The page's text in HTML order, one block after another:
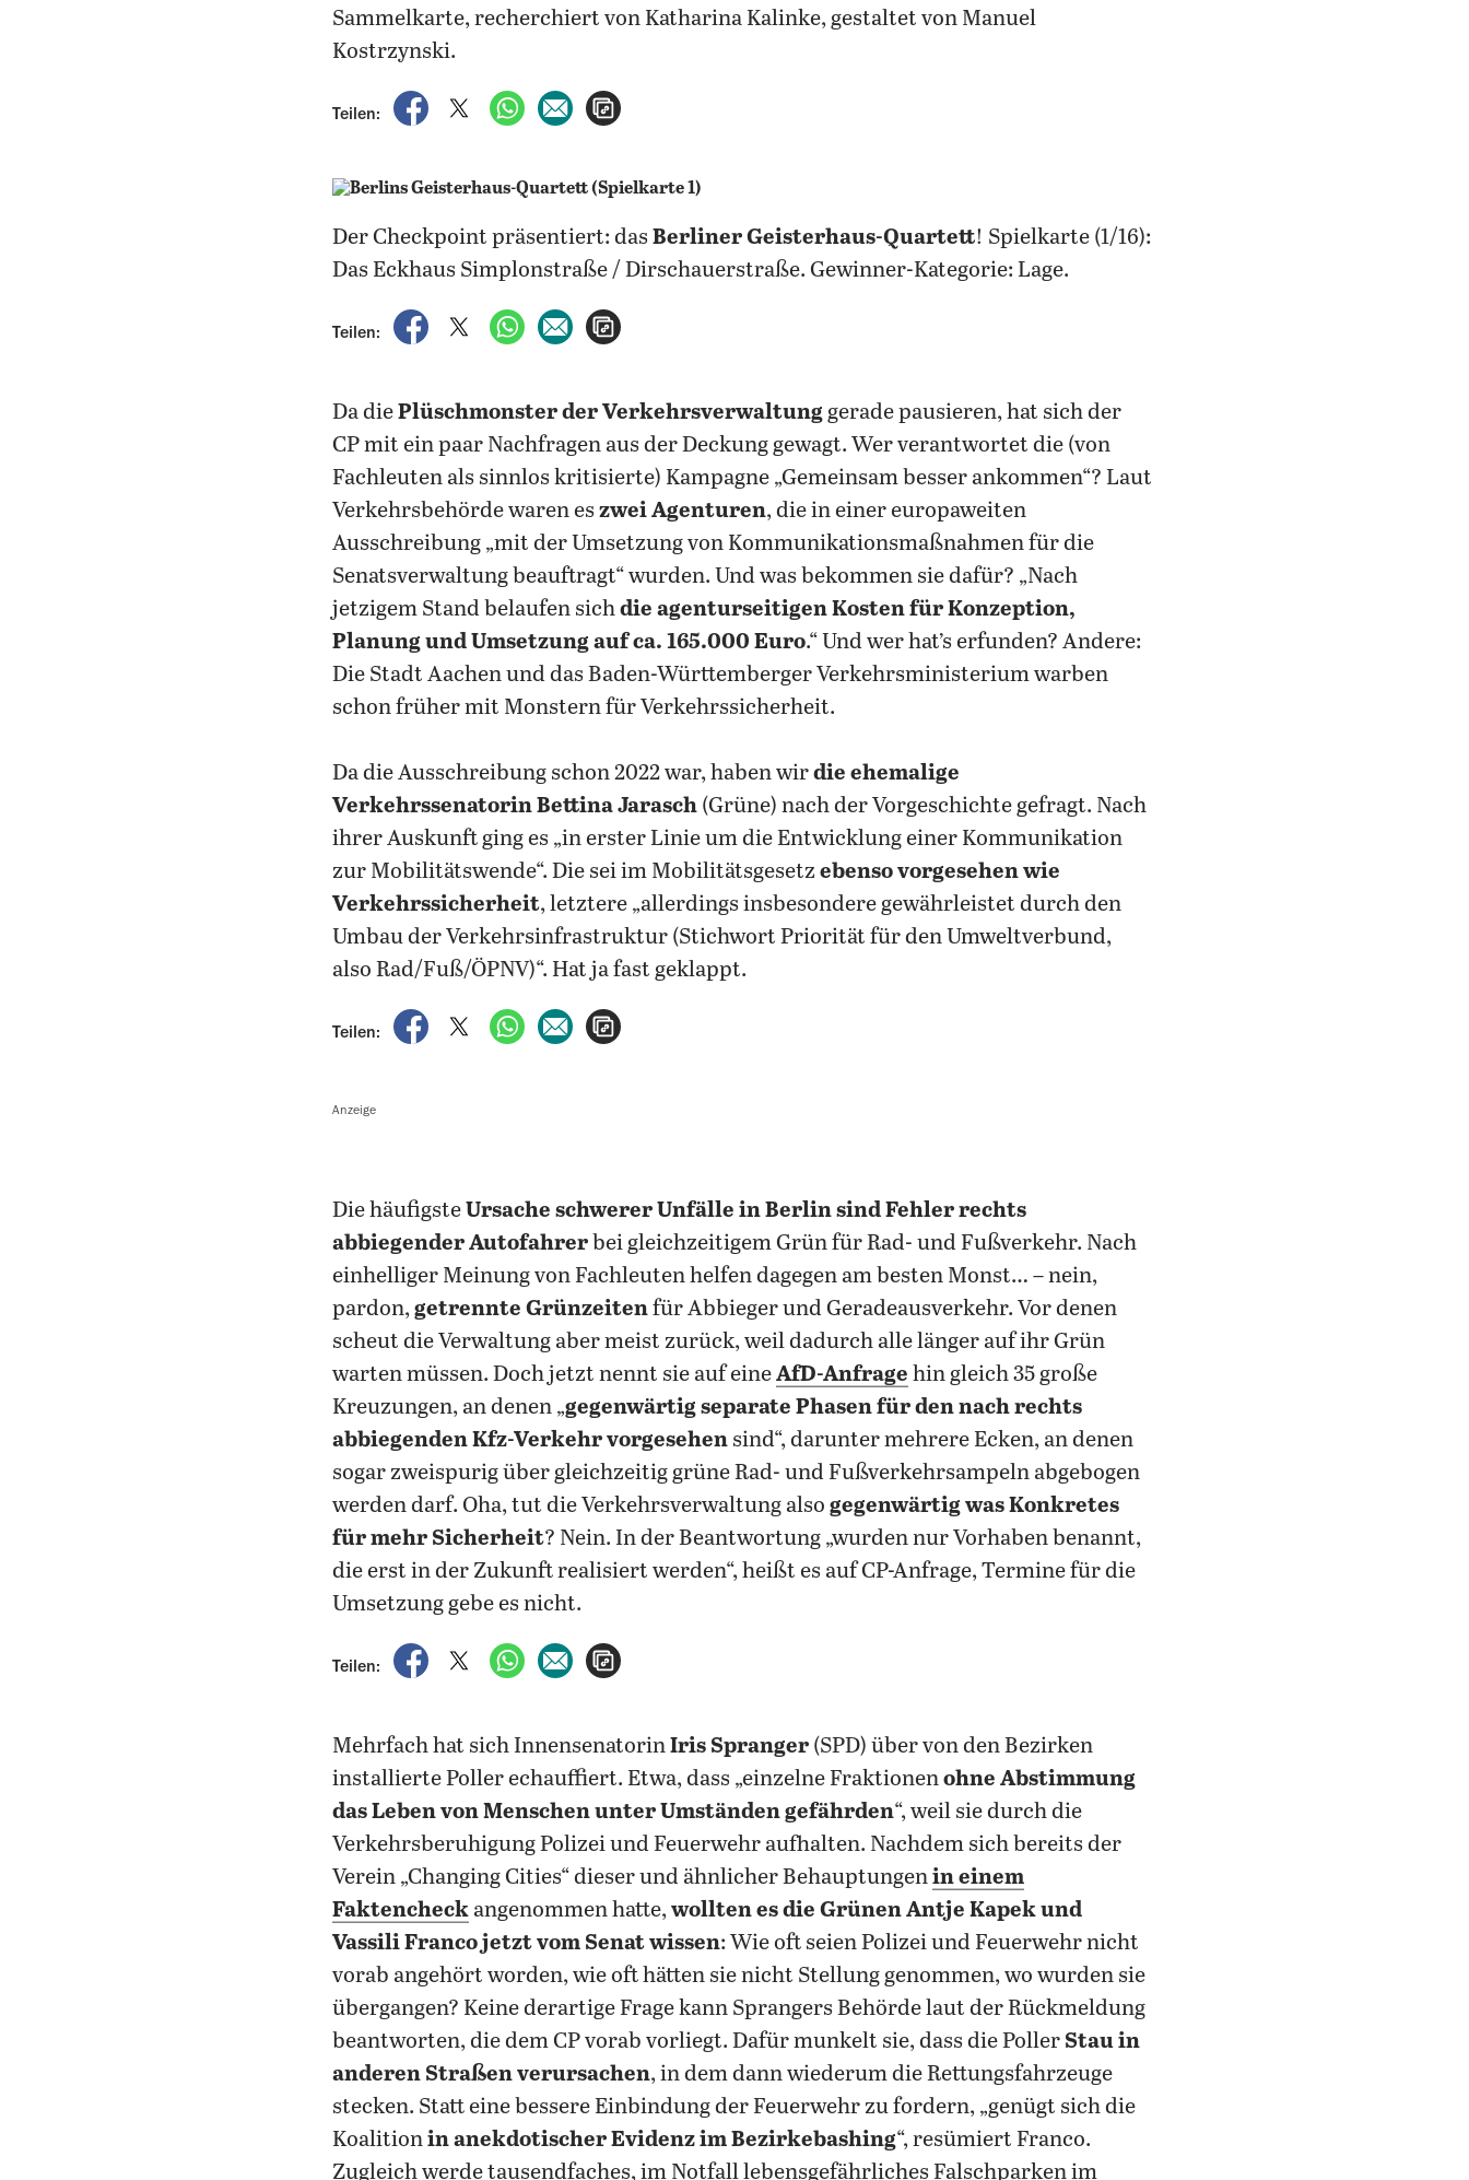
Sammelkarte, recherchiert von Katharina Kalinke, gestaltet von Manuel
Kostrzynski.
Teilen:
auf Facebook teilen
auf X teilenper WhatsApp teilen
per E-Mail teilen
Der Checkpoint präsentiert: dasBerliner Geisterhaus-Quartett! Spielkarte (1/16):
Das Eckhaus Simplonstraße / Dirschauerstraße. Gewinner-Kategorie: Lage.
Teilen:
auf Facebook teilen
auf X teilenper WhatsApp teilen
per E-Mail teilen
Da diePlüschmonster der Verkehrsverwaltung gerade pausieren, hat sich der
CP mit ein paar Nachfragen aus der Deckung gewagt. Wer verantwortet die (von
Fachleuten als sinnlos kritisierte) Kampagne „Gemeinsam besser ankommen“? Laut
Verkehrsbehörde waren eszwei Agenturen, die in einer europaweiten
Ausschreibung „mit der Umsetzung von Kommunikationsmaßnahmen für die
Senatsverwaltung beauftragt“ wurden. Und was bekommen sie dafür? „Nach
jetzigem Stand belaufen sichdie agenturseitigen Kosten für Konzeption,
Planung und Umsetzung auf ca. 165.000 Euro.“ Und wer hat’s erfunden? Andere:
Die Stadt Aachen und das Baden-Württemberger Verkehrsministerium warben
schon früher mit Monstern für Verkehrssicherheit.
Da die Ausschreibung schon 2022 war, haben wirdie ehemalige
Verkehrssenatorin Bettina Jarasch (Grüne) nach der Vorgeschichte gefragt. Nach
ihrer Auskunft ging es „in erster Linie um die Entwicklung einer Kommunikation
zur Mobilitätswende“. Die sei im Mobilitätsgesetz ebenso vorgesehen wie
Verkehrssicherheit, letztere „allerdings insbesondere gewährleistet durch den
Umbau der Verkehrsinfrastruktur (Stichwort Priorität für den Umweltverbund,
also Rad/Fuß/ÖPNV)“. Hat ja fast geklappt.
Teilen:
auf Facebook teilen
auf X teilenper WhatsApp teilen
per E-Mail teilen
Anzeige
Die häufigsteUrsache schwerer Unfälle in Berlin sind Fehler rechts
abbiegender Autofahrer bei gleichzeitigem Grün für Rad- und Fußverkehr. Nach
einhelliger Meinung von Fachleuten helfen dagegen am besten Monst… – nein,
pardon,getrennte Grünzeitenfür Abbieger und Geradeausverkehr. Vor denen
scheut die Verwaltung aber meist zurück, weil dadurch alle länger auf ihr Grün
warten müssen. Doch jetzt nennt sie auf eineAfD-Anfrage hin gleich 35 große
Kreuzungen, an denen „gegenwärtig separate Phasen für den nach rechts
abbiegenden Kfz-Verkehr vorgesehen sind“, darunter mehrere Ecken, an denen
sogar zweispurig über gleichzeitig grüne Rad- und Fußverkehrsampeln abgebogen
werden darf. Oha, tut die Verkehrsverwaltung also gegenwärtig was Konkretes
für mehr Sicherheit? Nein. In der Beantwortung „wurden nur Vorhaben benannt,
die erst in der Zukunft realisiert werden“, heißt es auf CP-Anfrage, Termine für die
Umsetzung gebe es nicht.
Teilen:
auf Facebook teilen
auf X teilenper WhatsApp teilen
per E-Mail teilen
Mehrfach hat sich InnensenatorinIris Spranger (SPD) über von den Bezirken
installierte Poller echauffiert. Etwa, dass „einzelne Fraktionenohne Abstimmung
das Leben von Menschen unter Umständen gefährden“, weil sie durch die
Verkehrsberuhigung Polizei und Feuerwehr aufhalten. Nachdem sich bereits der
Verein „Changing Cities“ dieser und ähnlicher Behauptungenin einem
Faktencheck angenommen hatte,wollten es die Grünen Antje Kapek und
Vassili Franco jetzt vom Senat wissen: Wie oft seien Polizei und Feuerwehr nicht
vorab angehört worden, wie oft hätten sie nicht Stellung genommen, wo wurden sie
übergangen? Keine derartige Frage kann Sprangers Behörde laut der Rückmeldung
beantworten, die dem CP vorab vorliegt. Dafür munkelt sie, dass die Poller Stau in
anderen Straßen verursachen, in dem dann wiederum die Rettungsfahrzeuge
stecken. Statt eine bessere Einbindung der Feuerwehr zu fordern, „genügt sich die
Koalitionin anekdotischer Evidenz im Bezirkebashing“, resümiert Franco.
Zugleich werde tausendfaches, im Notfall lebensgefährliches Falschparken im